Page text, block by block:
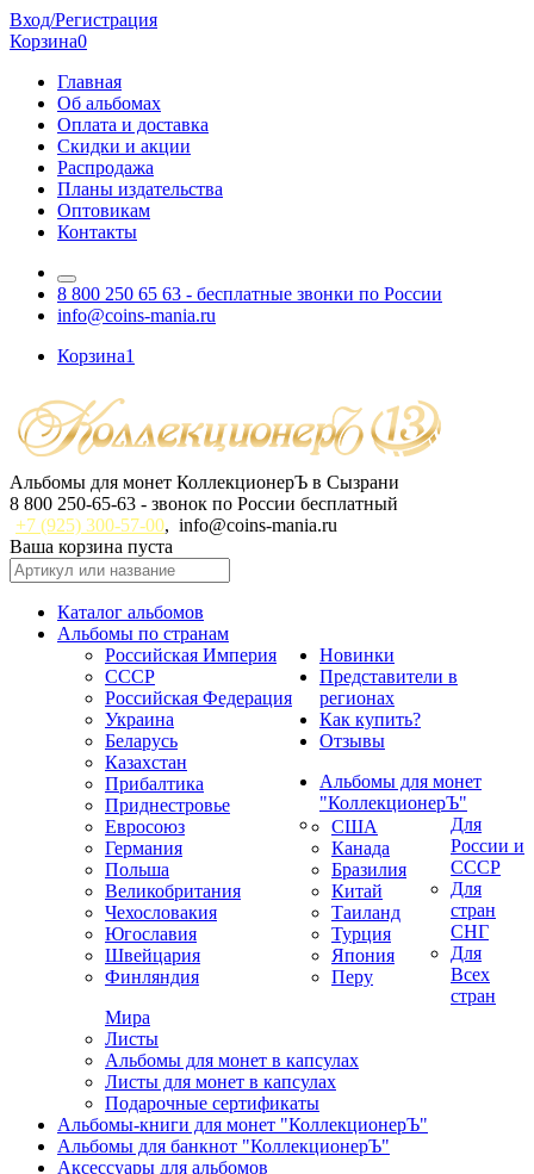
Вход/Регистрация
Корзина0
Главная
Об альбомах
Оплата и доставка
Скидки и акции
Распродажа
Планы издательства
Оптовикам
Контакты
8 800 250 65 63 - бесплатные звонки по России
info@coins-mania.ru
Корзина1
Альбомы для монет КоллекционерЪ в Сызрани
8 800 250-65-63 - звонок по России бесплатный
+7 (925) 300-57-00, info@coins-mania.ru
Ваша корзина пуста
Каталог альбомов
Альбомы по странам
Российская Империя
СССР
Российская Федерация
Украина
Беларусь
Казахстан
Прибалтика
Приднестровье
Евросоюз
Германия
Польша
Великобритания
Чехословакия
Югославия
Швейцария
Финляндия
США
Канада
Бразилия
Китай
Таиланд
Турция
Япония
Перу
Новинки
Представители в
регионах
Как купить?
Отзывы
Альбомы для монет
"КоллекционерЪ"
Для
России и
СССР
Для
стран
СНГ
Для
Всех
стран
Мира
Листы
Альбомы для монет в капсулах
Листы для монет в капсулах
Подарочные сертификаты
Альбомы-книги для монет "КоллекционерЪ"
Альбомы для банкнот "КоллекционерЪ"
Аксессуары для альбомов